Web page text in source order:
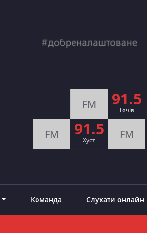
FM 91.5
Тячів
FM 91.5
Хуст FM
Команда Слухати онлайн